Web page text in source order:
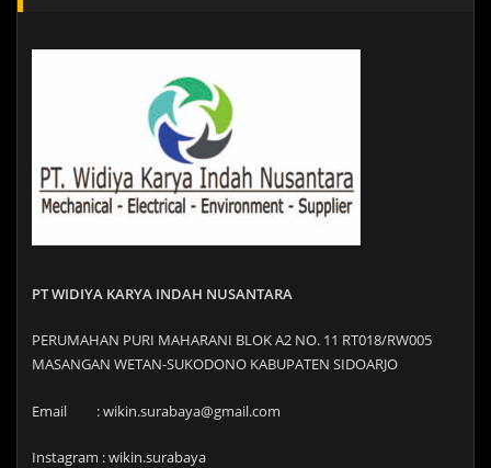
PT WIDIYA KARYA INDAH NUSANTARA
PERUMAHAN PURI MAHARANI BLOK A2 NO. 11 RT018/RW005
MASANGAN WETAN-SUKODONO KABUPATEN SIDOARJO
Email : wikin.surabaya@gmail.com
Instagram : wikin.surabaya